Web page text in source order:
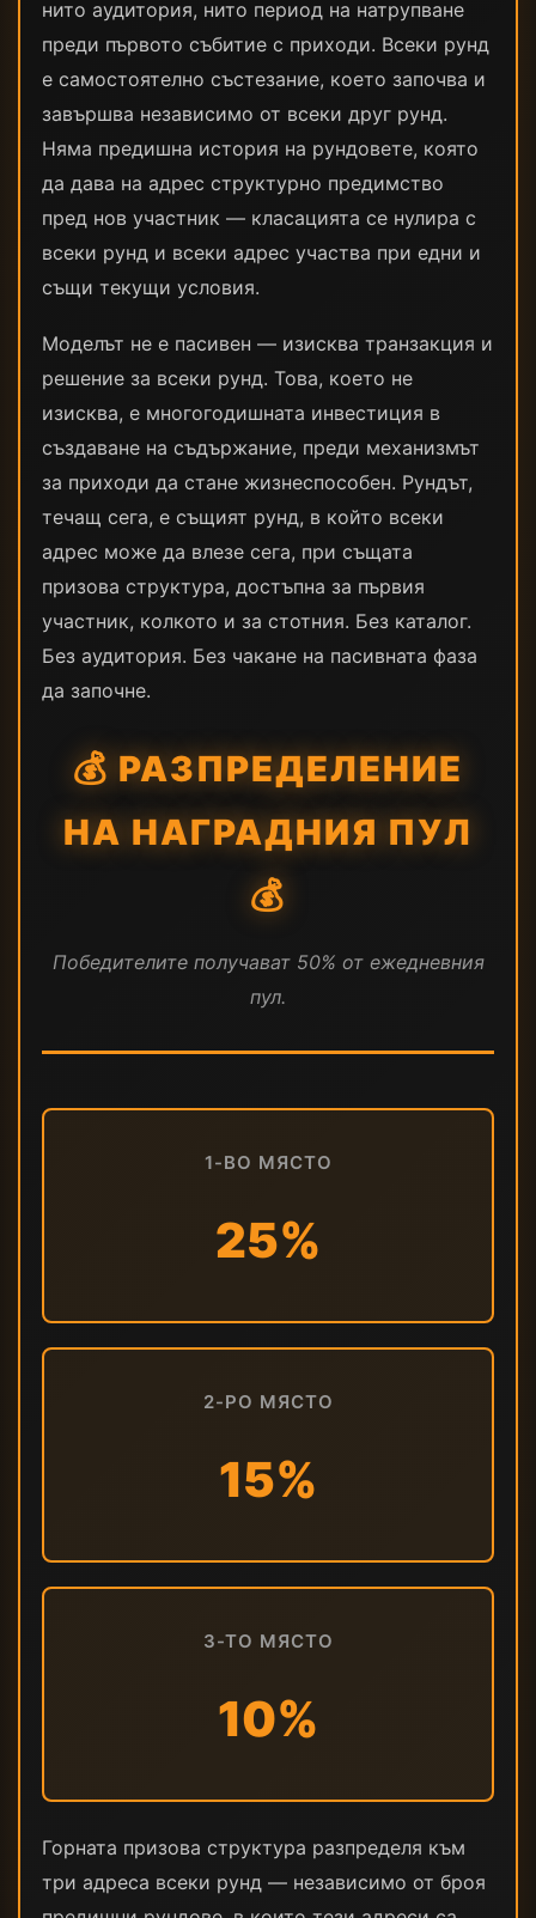
нито аудитория, нито период на натрупване
преди първото събитие с приходи. Всеки рунд
е самостоятелно състезание, което започва и
завършва независимо от всеки друг рунд.
Няма предишна история на рундовете, която
да дава на адрес структурно предимство
пред нов участник — класацията се нулира с
всеки рунд и всеки адрес участва при едни и
същи текущи условия.
Моделът не е пасивен — изисква транзакция и
решение за всеки рунд. Това, което не
изисква, е многогодишната инвестиция в
създаване на съдържание, преди механизмът
за приходи да стане жизнеспособен. Рундът,
течащ сега, е същият рунд, в който всеки
адрес може да влезе сега, при същата
призова структура, достъпна за първия
участник, колкото и за стотния. Без каталог.
Без аудитория. Без чакане на пасивната фаза
да започне.
💰 РАЗПРЕДЕЛЕНИЕ
НА НАГРАДНИЯ ПУЛ
💰
Победителите получават 50% от ежедневния
пул.
1-ВО МЯСТО
25%
2-РО МЯСТО
15%
3-ТО МЯСТО
10%
Горната призова структура разпределя към
три адреса всеки рунд — независимо от броя